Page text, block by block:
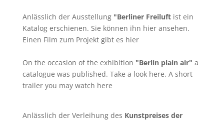
Anlässlich der Ausstellung "Berliner Freiluftist ein
Katalog erschienen. Sie können ihn hieransehen.
Einen Film zum Projekt gibt es hier
On the occasion of the exhibition "Berlin plain air" a
catalogue was published. Take a look here. A short
trailer you may watch here
Anlässlich der Verleihung des Kunstpreises der